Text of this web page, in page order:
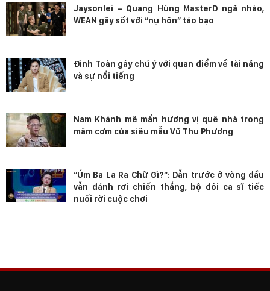
Jaysonlei – Quang Hùng MasterD ngã nhào,
WEAN gây sốt với “nụ hôn” táo bạo
Đình Toàn gây chú ý với quan điểm về tài năng
và sự nổi tiếng
Nam Khánh mê mẩn hương vị quê nhà trong
mâm cơm của siêu mẫu Vũ Thu Phương
“Úm Ba La Ra Chữ Gì?”: Dẫn trước ở vòng đầu
vẫn đánh rơi chiến thắng, bộ đôi ca sĩ tiếc
nuối rời cuộc chơi